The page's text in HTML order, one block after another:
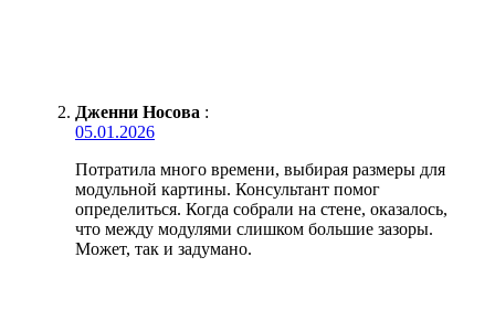
Дженни Носова :
05.01.2026
Потратила много времени, выбирая размеры для
модульной картины. Консультант помог
определиться. Когда собрали на стене, оказалось,
что между модулями слишком большие зазоры.
Может, так и задумано.